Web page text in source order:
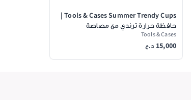
Tools & Cases Summer Trendy Cups |
حافظة حرارة ترندي مع مصاصة
Tools & Cases
15,000 د.ع